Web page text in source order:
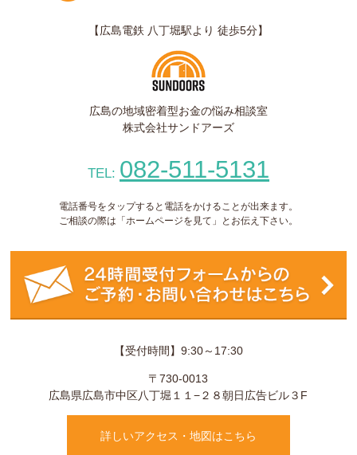
【広島電鉄 八丁堀駅より 徒歩5分】
広島の地域密着型お金の悩み相談室
株式会社サンドアーズ
TEL: 082-511-5131
電話番号をタップすると電話をかけることが出来ます。
ご相談の際は「ホームページを見て」とお伝え下さい。
【受付時間】9:30～17:30
〒730-0013
広島県広島市中区八丁堀１１−２８朝日広告ビル３F
詳しいアクセス・地図はこちら